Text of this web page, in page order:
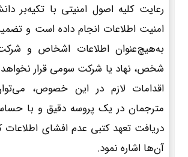
رعایت کلیه اصول امنیتی با تکیه‌بر
امنیت اطلاعات انجام داده است و
به‌هیچ‌عنوان اطلاعات اشخاص و
شخص، نهاد یا شرکت سومی قرار
اقدامات لازم در این خصوص،
مترجمان در یک پروسه دقیق و با
دریافت تعهد کتبی عدم افشای اطلاعات
آن‌ها اشاره نمود.